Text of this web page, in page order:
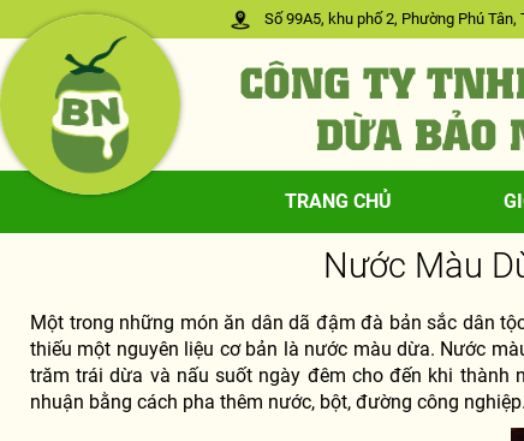
Số 99A5, khu phố 2, Phường Phú
TRANG CHỦ
Nước Màu
Một trong những món ăn dân dã đậm đà bản sắc dân
thiếu một nguyên liệu cơ bản là nước màu dừa. Nước
trăm trái dừa và nấu suốt ngày đêm cho đến khi
nhuận bằng cách pha thêm nước, bột, đường công